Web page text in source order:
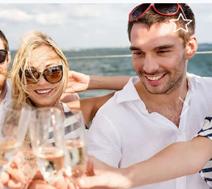
Next